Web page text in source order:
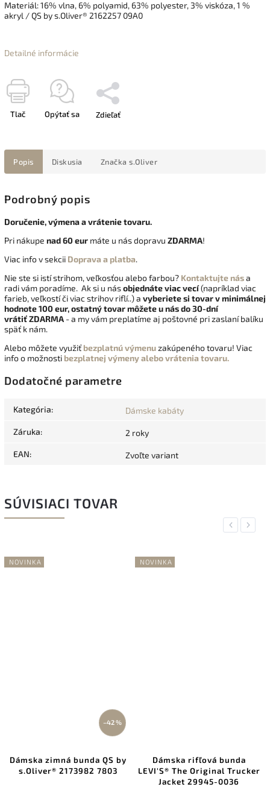
Materiál:16% vlna, 6% polyamid, 63% polyester, 3% viskóza, 1 %
akryl / QS by s.Oliver® 2162257 09A0
Detailné informácie
Tlač Opýtať sa Zdieľať
Popis Diskusia Značka s.Oliver
Podrobný popis
Doručenie, výmena a vrátenie tovaru.
Pri nákupe nad 60 eur máte u nás dopravu ZDARMA!
Viac info v sekcii Doprava a platba.
Nie ste si istí strihom, veľkosťou alebo farbou? Kontaktujte nása
radi vám poradíme. Ak si u násobjednáte viac vecí(napríklad viac
farieb, veľkostí či viac strihov riflí..) a vyberiete si tovar v minimálnej
hodnote 100 eur, ostatný tovar môžete u nás do 30-dní
vrátiťZDARMA - a my vám preplatíme aj poštovné pri zaslaní balíku
späť k nám.
Alebo môžete využiť bezplatnú výmenuzakúpeného tovaru! Viac
info o možnosti bezplatnej výmeny alebo vrátenia tovaru.
Dodatočné parametre
Kategória: Dámske kabáty
Záruka: 2 roky
EAN: Zvoľte variant
SÚVISIACI TOVAR
Previous
NOVINKA
–42 %
Dámska zimná bunda QS by
s.Oliver® 2173982 7803
NOVINKA
Dámska rifľová bunda
LEVI'S® The Original Trucker
Jacket 29945-0036
Next